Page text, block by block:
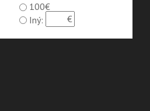
100€
Iný: